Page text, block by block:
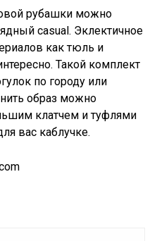
рубашки можно
casual. Эклектичное
как тюль и
Такой комплект
по городу или
образ можно
клатчем и туфлями
вас каблучке.